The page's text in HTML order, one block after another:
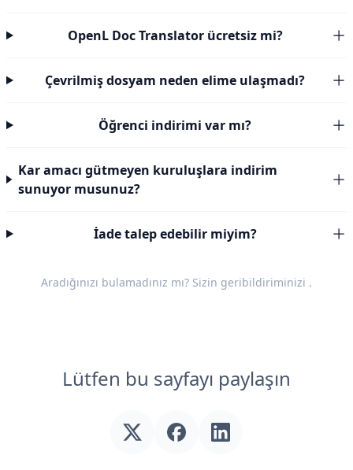
OpenL Doc Translator ücretsiz mi?
Çevrilmiş dosyam neden elime ulaşmadı?
Öğrenci indirimi var mı?
Kar amacı gütmeyen kuruluşlara indirim
sunuyor musunuz?
İade talep edebilir miyim?
Aradığınızı bulamadınız mı? Sizin geribildiriminizi .
Lütfen bu sayfayı paylaşın